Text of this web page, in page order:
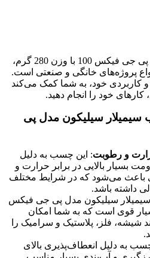
چسب سیمیلار سیلیکون مدل پی جی فیکس 100 با وزن 280 گرم،
پروژه‌های خانگی و صنعتی است.
کاربردی خود، به شما کمک می‌کند
کارهای خود را انجام دهید.
سیلیکون مدل پی
و رطوبت: این چسب به دلیل
بسیار بالایی در برابر حرارت و
باعث می‌شود که در شرایط مختلف
داشته باشد.
سیلیکون مدل پی جی فیکس
قوی است که به شما امکان
شیشه، فلز، پلاستیک و سرامیک را
به دلیل انعطاف‌پذیری بالای